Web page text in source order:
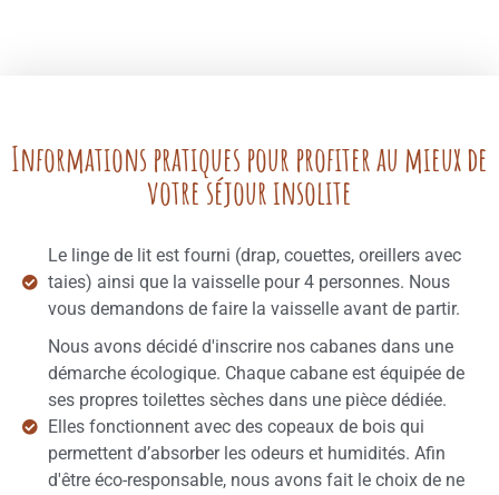
Informations pratiques pour profiter au mieux de
votre séjour insolite
Le linge de lit est fourni (drap, couettes, oreillers avec
taies) ainsi que la vaisselle pour 4 personnes. Nous
vous demandons de faire la vaisselle avant de partir.
Nous avons décidé d'inscrire nos cabanes dans une
démarche écologique. Chaque cabane est équipée de
ses propres toilettes sèches dans une pièce dédiée.
Elles fonctionnent avec des copeaux de bois qui
permettent d’absorber les odeurs et humidités. Afin
d'être éco-responsable, nous avons fait le choix de ne